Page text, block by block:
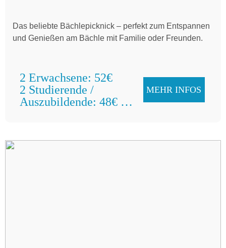
Das beliebte Bächlepicknick – perfekt zum Entspannen
und Genießen am Bächle mit Familie oder Freunden.
2 Erwachsene: 52€
2 Studierende /
Auszubildende: 48€
MEHR INFOS